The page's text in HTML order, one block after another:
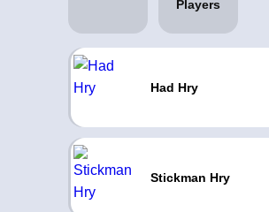
Had Hry
Stickman Hry